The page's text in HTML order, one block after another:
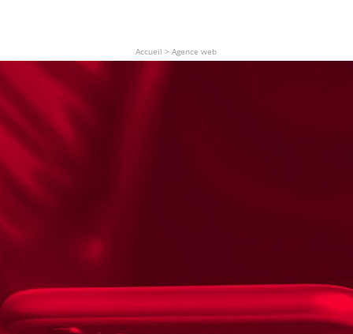
Accueil >Agence web